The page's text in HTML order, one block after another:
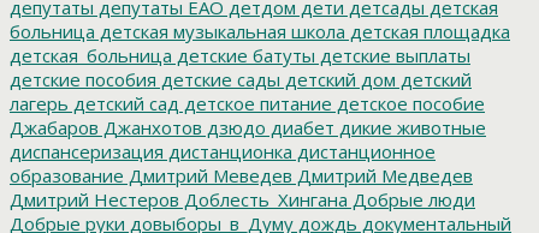
депутаты депутаты ЕАО детдом дети детсады детская
больница детская музыкальная школа детская площадка
детская_больница детские батуты детские выплаты
детские пособия детские сады детский дом детский
лагерь детский сад детское питание детское пособие
Джабаров Джанхотов дзюдо диабет дикие животные
диспансеризация дистанционка дистанционное
образование Дмитрий Меведев Дмитрий Медведев
Дмитрий Нестеров Доблесть_Хингана Добрые люди
Добрые руки довыборы_в_Думу дождь документальный